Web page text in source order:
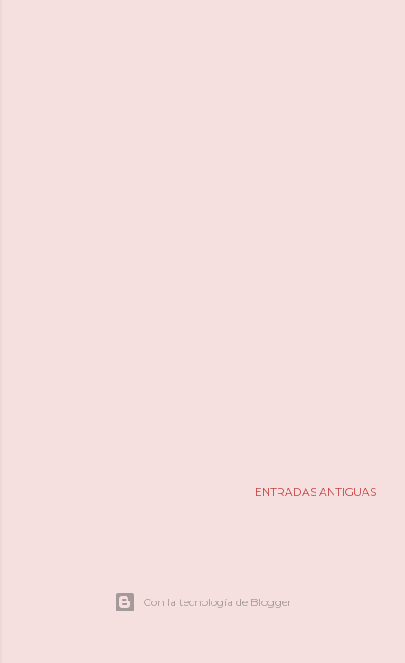
ENTRADAS ANTIGUAS
Con la tecnología de Blogger